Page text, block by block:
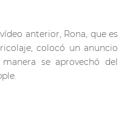
anterior, Rona, que es
colocó un anuncio
se aprovechó del